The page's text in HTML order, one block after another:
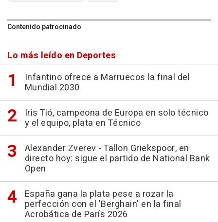
Contenido patrocinado
Lo más leído en Deportes
Infantino ofrece a Marruecos la final del
Mundial 2030
Iris Tió, campeona de Europa en solo técnico
y el equipo, plata en Técnico
Alexander Zverev - Tallon Griekspoor, en
directo hoy: sigue el partido de National Bank
Open
España gana la plata pese a rozar la
perfección con el 'Berghain' en la final
Acrobática de París 2026